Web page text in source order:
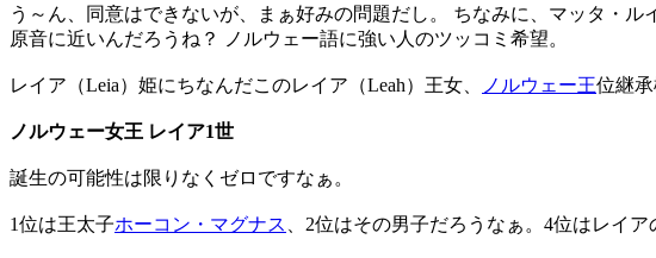
う～ん、同意はできないが、まぁ好みの問題だし。 ちなみに、マッタ・ル
原音に近いんだろうね？ ノルウェー語に強い人のツッコミ希望。
レイア（Leia）姫にちなんだこのレイア（Leah）王女、 ノルウェー王位継承
ノルウェー女王 レイア1世
誕生の可能性は限りなくゼロですなぁ。
1位は王太子ホーコン・マグナス 、2位はその男子だろうなぁ。4位はレイ